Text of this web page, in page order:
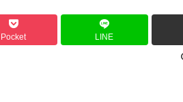
Pocket LINE